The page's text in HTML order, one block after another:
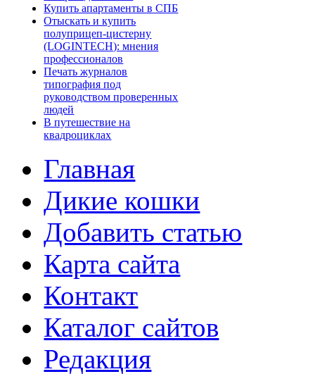
Купить апартаменты в СПБ
Отыскать и купить
полуприцеп-цистерну
(LOGINTECH): мнения
профессионалов
Печать журналов
типография под
руководством проверенных
людей
В путешествие на
квадроциклах
Главная
Дикие кошки
Добавить статью
Карта сайта
Контакт
Каталог сайтов
Редакция